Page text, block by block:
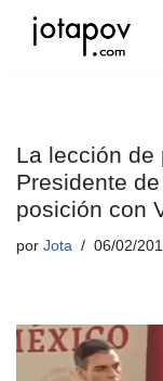
La lección de
Presidente
posición con
por Jota 06/02/